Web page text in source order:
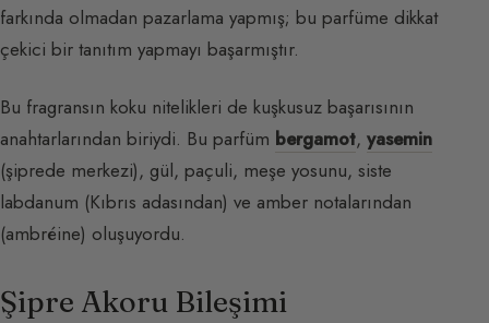
farkında olmadan pazarlama yapmış; bu parfüme dikkat
çekici bir tanıtım yapmayı başarmıştır.
Bu fragransın koku nitelikleri de kuşkusuz başarısının
anahtarlarından biriydi. Bu parfüm bergamot, yasemin
(şiprede merkezi), gül, paçuli, meşe yosunu, siste
labdanum (Kıbrıs adasından) ve amber notalarından
(ambréine) oluşuyordu.
Şipre Akoru Bileşimi